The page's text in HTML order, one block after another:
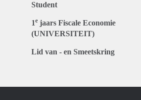
Student
1e jaars Fiscale Economie
(UNIVERSITEIT)
Lid van - en Smeetskring